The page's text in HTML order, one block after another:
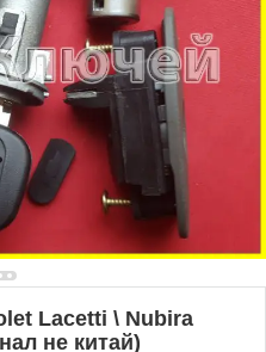
Lacetti \ Nubira
не китай)